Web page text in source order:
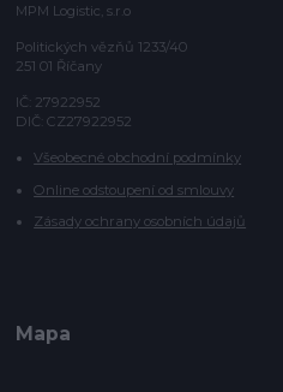
MPM Logistic, s.r.o
Politických vězňů 1233/40
251 01 Říčany
IČ: 27922952
DIČ: CZ27922952
Všeobecné obchodní podmínky
Online odstoupení od smlouvy
Zásady ochrany osobních údajů
Mapa